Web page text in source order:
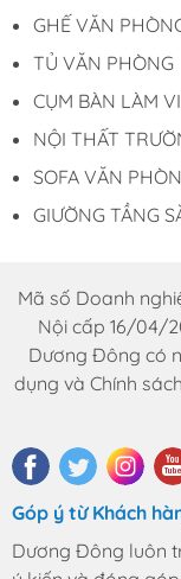
GHẾ VĂN
TỦ VĂN PHÒNG
CỤM BÀN LÀM
NỘI THẤT
SOFA VĂN
GIƯỜNG TẦNG
Mã số Doanh
Nội cấp 16/04/
Dương Đông có
dụng và Chính
Góp ý từ Khách
Dương Đông luôn